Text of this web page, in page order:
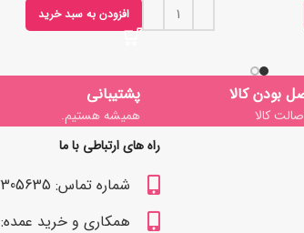
افزودن به سبد خرید
بودن کالا
کالا
پشتیبانی
همیشه هستیم.
راه های ارتباطی با ما
شماره تماس: 09122305635
همکاری و خرید عمده: